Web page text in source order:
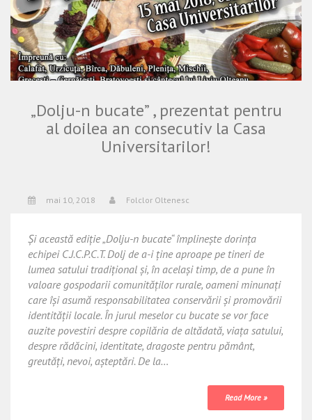
„Dolju-n bucate” , prezentat pentru
al doilea an consecutiv la Casa
Universitarilor!
mai 10, 2018 Folclor Oltenesc
Și această ediție „Dolju-n bucate“ împlinește dorința
echipei C.J.C.P.C.T. Dolj de a-i ține aproape pe tineri de
lumea satului tradițional și, în același timp, de a pune în
valoare gospodarii comunităților rurale, oameni minunați
care își asumă responsabilitatea conservării și promovării
identității locale. În jurul meselor cu bucate se vor face
auzite povestiri despre copilăria de altădată, viața satului,
despre rădăcini, identitate, dragoste pentru pământ,
greutăți, nevoi, așteptări. De la…
Read More »